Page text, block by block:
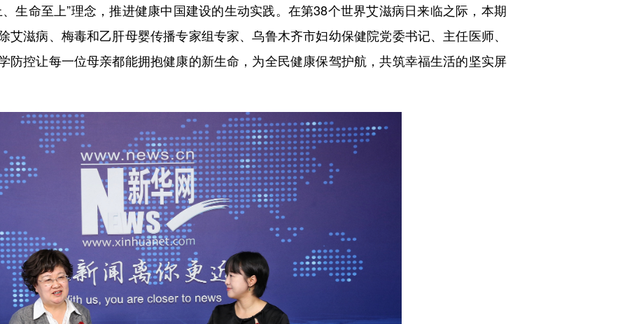
生命至上”理念，推进健康中国建设的生动实践。在第38个世界艾滋病日来临之际，本期
滋病、梅毒和乙肝母婴传播专家组专家、乌鲁木齐市妇幼保健院党委书记、主任医师、
防控让每一位母亲都能拥抱健康的新生命，为全民健康保驾护航，共筑幸福生活的坚实屏